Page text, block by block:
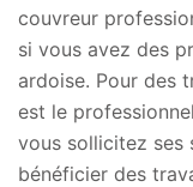
couvreur
si vous avez des
ardoise. Pour des
est le
vous sollicitez ses
bénéficier des